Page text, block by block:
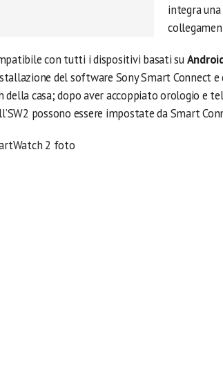
integra
con tutti i dispositivi basati su
del software Sony Smart Connect
della casa; dopo aver accoppiato orologio e
possono essere impostate da Smart